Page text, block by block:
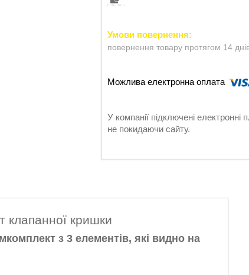
повернення товару протягом 14
У компанії підключені
не покидаючи сайту.
клапанної кришки
з 3 елементів, які видно на